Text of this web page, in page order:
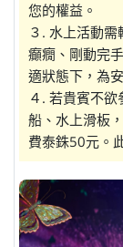
您的權益。
３. 水上活動
癲癇、剛動完
適狀態下，為
４. 若貴賓不
船、水上滑板
費泰銖50元。